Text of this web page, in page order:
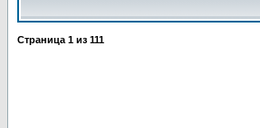
Страница 1 из 111